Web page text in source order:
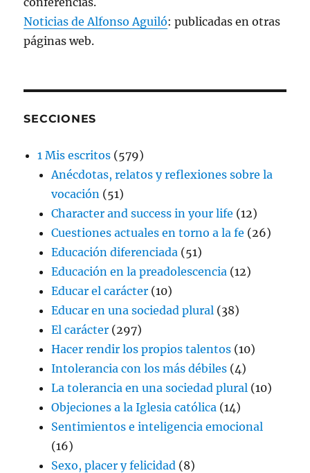
Noticias de Alfonso Aguiló: publicadas en otras
páginas web.
SECCIONES
1 Mis escritos (579)
Anécdotas, relatos y reflexiones sobre la
vocación (51)
Character and success in your life (12)
Cuestiones actuales en torno a la fe (26)
Educación diferenciada (51)
Educación en la preadolescencia (12)
Educar el carácter (10)
Educar en una sociedad plural (38)
El carácter (297)
Hacer rendir los propios talentos (10)
Intolerancia con los más débiles (4)
La tolerancia en una sociedad plural (10)
Objeciones a la Iglesia católica (14)
Sentimientos e inteligencia emocional
(16)
Sexo, placer y felicidad (8)